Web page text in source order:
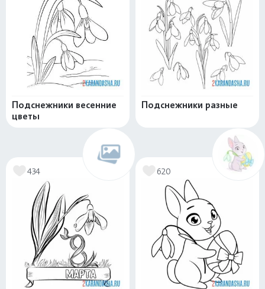
Подснежники весенние
цветы
Подснежники разные
434 620